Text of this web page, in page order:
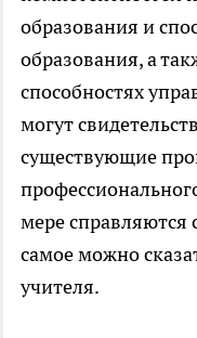
образования и
образования, а
способностях
могут
существующие
мере справляются
самое можно
учителя.